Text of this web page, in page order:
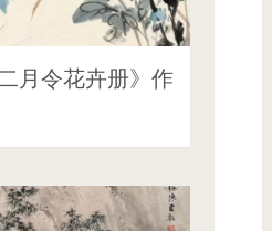
月令花卉册》作